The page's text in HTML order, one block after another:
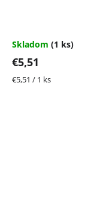
Skladom (1 ks)
€5,51
Jednotková
€5,51 / 1 ks